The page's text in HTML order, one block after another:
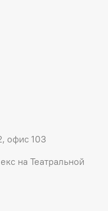
офис 103
на Театральной